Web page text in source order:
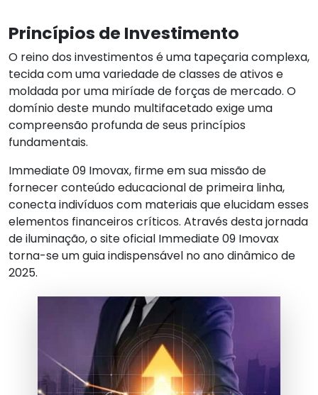
Princípios de Investimento
O reino dos investimentos é uma tapeçaria complexa,
tecida com uma variedade de classes de ativos e
moldada por uma miríade de forças de mercado. O
domínio deste mundo multifacetado exige uma
compreensão profunda de seus princípios
fundamentais.
Immediate 09 Imovax, firme em sua missão de
fornecer conteúdo educacional de primeira linha,
conecta indivíduos com materiais que elucidam esses
elementos financeiros críticos. Através desta jornada
de iluminação, o site oficial Immediate 09 Imovax
torna-se um guia indispensável no ano dinâmico de
2025.